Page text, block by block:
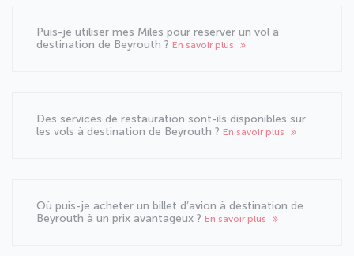
Puis-je utiliser mes Miles pour réserver un vol à
destination de Beyrouth ? En savoir plus
Des services de restauration sont-ils disponibles sur
les vols à destination de Beyrouth ? En savoir plus
Où puis-je acheter un billet d’avion à destination de
Beyrouth à un prix avantageux ? En savoir plus